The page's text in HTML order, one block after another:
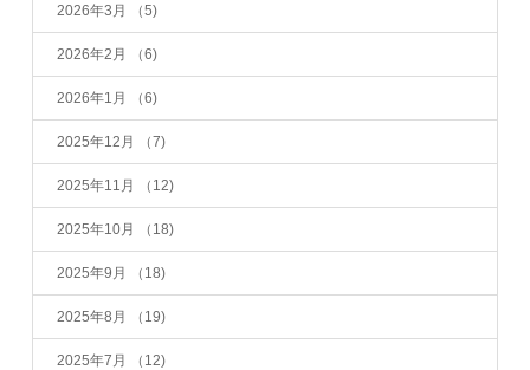
2026年3月 （5)
2026年2月 （6)
2026年1月 （6)
2025年12月 （7)
2025年11月 （12)
2025年10月 （18)
2025年9月 （18)
2025年8月 （19)
2025年7月 （12)